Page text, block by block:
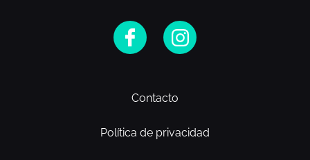
Contacto
Política de privacidad